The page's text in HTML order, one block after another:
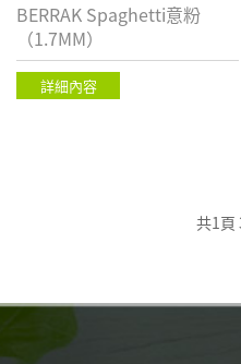
BERRAK Spaghetti意粉
（1.7MM）
詳細內容
共1頁